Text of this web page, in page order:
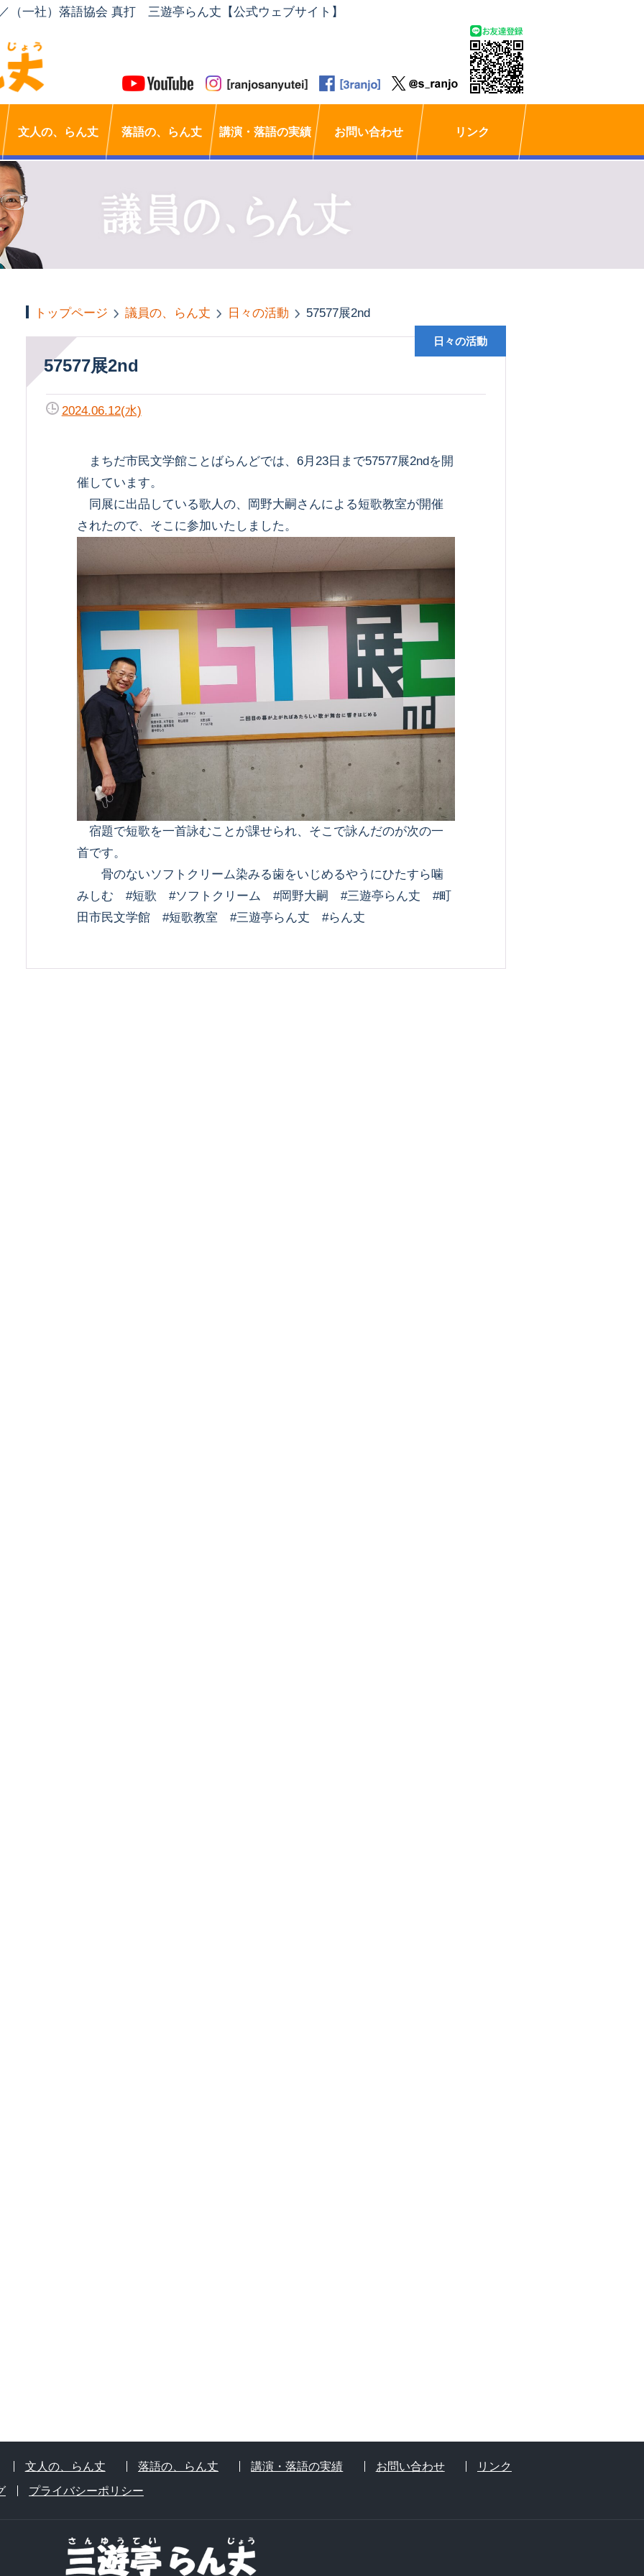
（一社）落語協会 真打 三遊亭らん丈【公式ウェブサイト】
文人の、らん丈 落語の、らん丈 講演・落語の実績 お問い合わせ リンク
トップページ 議員の、らん丈 日々の活動 57577展2nd
57577展2nd
日々の活動
2024.06.12(水)
まちだ市民文学館ことばらんどでは、6月23日まで57577展2ndを開
催しています。
同展に出品している歌人の、岡野大嗣さんによる短歌教室が開催
されたので、そこに参加いたしました。
宿題で短歌を一首詠むことが課せられ、そこで詠んだのが次の一
首です。
骨のないソフトクリーム染みる歯をいじめるやうにひたすら噛
みしむ #短歌 #ソフトクリーム #岡野大嗣 #三遊亭らん丈 #町
田市民文学館 #短歌教室 #三遊亭らん丈 #らん丈
文人の、らん丈 落語の、らん丈 講演・落語の実績 お問い合わせ
リンク
プライバシーポリシー